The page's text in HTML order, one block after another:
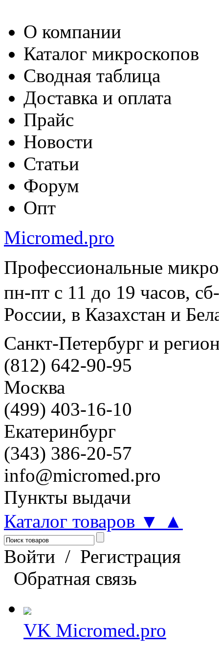
О компании
Каталог микроскопов
Сводная таблица
Доставка и оплата
Прайс
Новости
Статьи
Форум
Опт
Micromed.pro
Профессиональные
пн-пт с 11 до 19 часов,
России, в Казахстан и
Санкт-Петербург и
(812) 642-90-95
Москва
(499) 403-16-10
Екатеринбург
(343) 386-20-57
info@micromed.pro
Пункты выдачи
Каталог товаров ▼
▲
Войти / Регистрация
Обратная связь
VK Micromed.pro